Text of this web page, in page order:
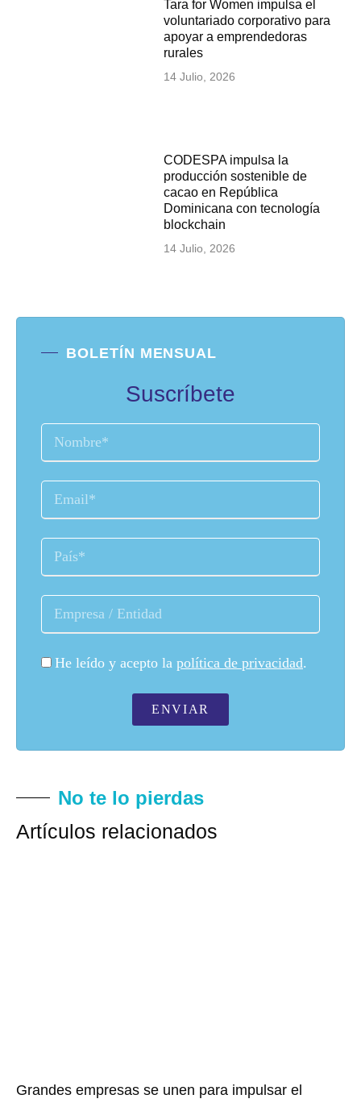
Tara for Women impulsa el
voluntariado corporativo para
apoyar a emprendedoras
rurales
14 Julio, 2026
CODESPA impulsa la
producción sostenible de
cacao en República
Dominicana con tecnología
blockchain
14 Julio, 2026
BOLETÍN MENSUAL
Suscríbete
He leído y acepto la política de privacidad.
ENVIAR
No te lo pierdas
Artículos relacionados
Grandes empresas se unen para impulsar el